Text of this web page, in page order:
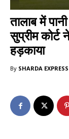
तालाब में
सुप्रीम कोर्ट
हड़काया
By SHARDA EXPRESS